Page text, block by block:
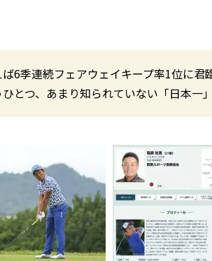
6季連続フェアウェイキープ率1位に
とつ、あまり知られていない「日本一